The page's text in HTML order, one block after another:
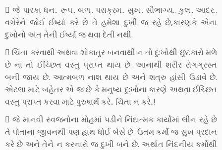
 જે પારકા ધન.. રૂપ.. બળ.. પરાક્રમ.. સુખ.. સૌભાગ્ય.. કુલ.. આદર..
વગેરેને જોઈ ઈર્ષ્યા કરે છે તે હમેશા દુખી જ રહે છે,કારણકે એના
દુખોનો અંત તેની ઈર્ષ્યા જ થવા દેતી નથી.
 ચિંતા કરવાથી અથવા શોકાતુર બનવાથી ન તો દુ:ખોથી છુટકારો મળે
છે ના તો ઈચ્છિત વસ્તુ પ્રાપ્ત થાય છે. આનાથી શરીર રોગગ્રસ્ત
બની જાય છે. આત્મબળ નાશ થાય છે અને શત્રુ હાંસી ઉડાવે છે.
એટલા માટે બહેતર એ જ છે કે મનુષ્ય દુ:ખોના કારણે અથવા ઈચ્છિત
વસ્તુ પ્રાપ્ત કરવા માટે પુરુષાર્થ કરે.. ચિંતા ન કરે..!
 જે માનવી સ્વજનોના મોહમાં પડીને નિંદાત્મક કાર્યોમાં લીન રહે છે
તે પોતાના જીવનથી પણ હાથ ધોઈ બેસે છે. ઉતમ કર્મો જ સુખ પ્રદાન
કરે છે અને તેને ન કરનારો જ દુખી બને છે. અર્થાત નિંદનીય કર્મોથી